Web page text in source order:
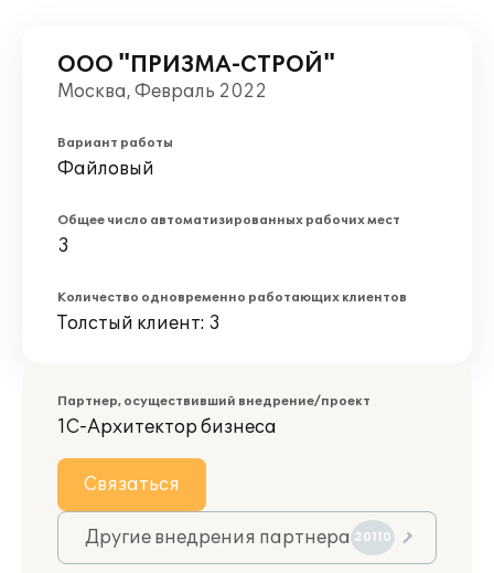
ООО "ПРИЗМА-СТРОЙ"
Москва, Февраль 2022
Вариант работы
Файловый
Общее число автоматизированных рабочих мест
3
Количество одновременно работающих клиентов
Толстый клиент: 3
Партнер, осуществивший внедрение/проект
1С-Архитектор бизнеса
Связаться
Другие внедрения партнера 20110